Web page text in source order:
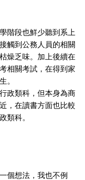
階段也鮮少聽到系上
觸到公務人員的相關
燥乏味。加上後續在
相關考試，在得到家
。
政類科，但本身為商
，在讀書方面也比較
類科。
個想法，我也不例